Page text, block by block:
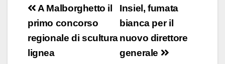
c
e
b
o
at
s
A
k
dI
ail n
di
vi
di
Navigazione
articoli
Insiel, fumata
bianca per il
nuovo direttore
generale
A Malborghetto il
primo concorso
regionale di scultura
lignea